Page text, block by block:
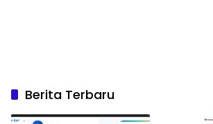
Berita Terbaru